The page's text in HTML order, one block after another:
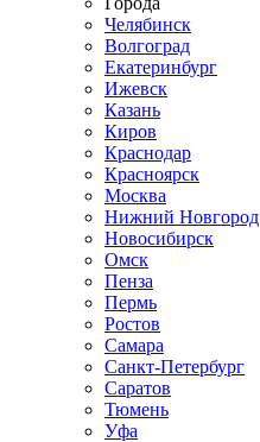
Челябинск
Волгоград
Екатеринбург
Ижевск
Казань
Киров
Краснодар
Красноярск
Москва
Нижний Новгород
Новосибирск
Омск
Пенза
Пермь
Ростов
Самара
Санкт-Петербург
Саратов
Тюмень
Уфа